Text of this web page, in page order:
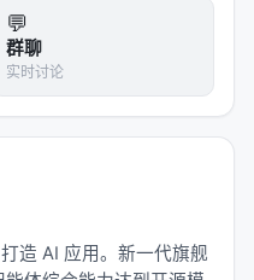
当没听见，让他坐回去
这个类比，但我读完就
幽灵——你只是上一
第四个发现：低层级
💬
群聊
实时讨论
打造 AI 应用。新一代旗舰